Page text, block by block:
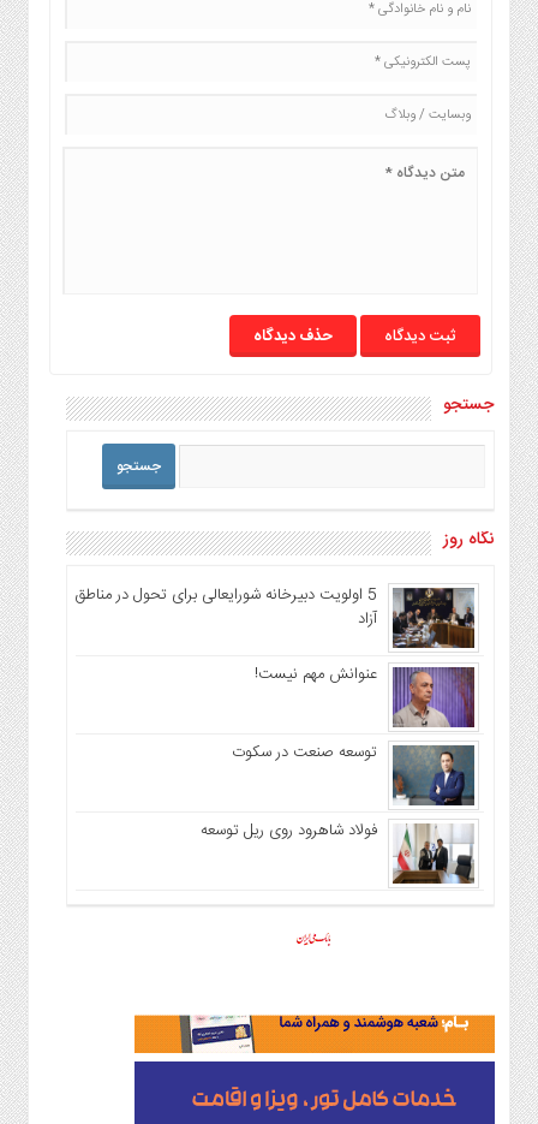
روز
گوناگون
حذف دیدگاه
جستجو
نگاه روز
5 اولویت دبیرخانه شورایعالی برای تحول در مناطق
آزاد
عنوانش مهم نیست!
توسعه صنعت در سکوت
فولاد شاهرود روی ریل توسعه